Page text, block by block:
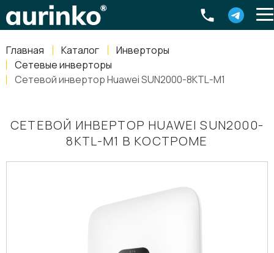
Главная Каталог
Инверторы
Сетевые инверторы
Сетевой инвертор Huawei SUN2000-8KTL-M1
СЕТЕВОЙ ИНВЕРТОР HUAWEI SUN2000-
8KTL-M1 В КОСТРОМЕ
Россия, Свердловская область Екатеринбург ,
8-800-770-79-40